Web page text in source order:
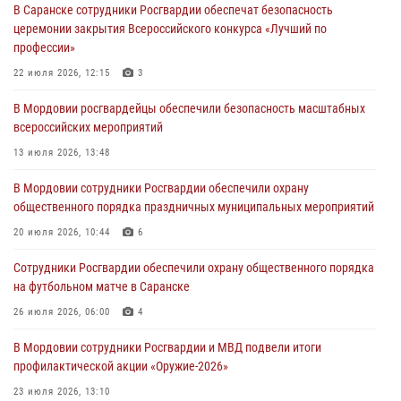
Помощь из Мордовии защитникам Отечества: центр лицензионно-
разрешительной работы передал очередную партию вооружения в
зону СВО
04 августа 2026, 11:13
Сотрудники Росгвардии Мордовии стали призерами
республиканских соревнований по служебному шестиборью
04 августа 2026, 08:27
В Саранске росгвардейцы пресекли нарушение правопорядка:
«отдых» на лавочке закончился в отделе полиции
04 августа 2026, 07:06
В Саранске сотрудники Росгвардии задержали гражданина за
нанесение побоев
03 августа 2026, 08:58
В Саранске сотрудники Росгвардии обеспечат безопасность
церемонии закрытия Всероссийского конкурса «Лучший по
профессии»
22 июля 2026, 12:15 3
В Мордовии росгвардейцы обеспечили безопасность масштабных
всероссийских мероприятий
13 июля 2026, 13:48
В Мордовии сотрудники Росгвардии обеспечили охрану
общественного порядка праздничных муниципальных мероприятий
20 июля 2026, 10:44 6
Сотрудники Росгвардии обеспечили охрану общественного порядка
на футбольном матче в Саранске
26 июля 2026, 06:00 4
В Мордовии сотрудники Росгвардии и МВД подвели итоги
профилактической акции «Оружие‑2026»
23 июля 2026, 13:10